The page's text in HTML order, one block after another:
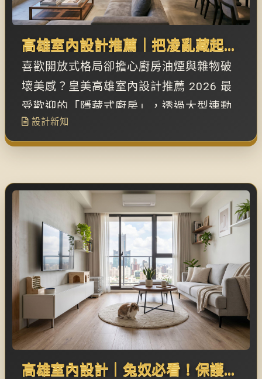
高雄室內設計推薦｜把凌亂藏起
來！「隱藏式廚房」讓客餐廳視覺
放大一倍
喜歡開放式格局卻擔心廚房油煙與雜物破
壞美感？皇美高雄室內設計推薦 2026 最
受歡迎的「隱藏式廚房」，透過大型連動
拉門與隱形門板將廚房工作區完美隱藏讓
客餐廳展現如藝廊般的極致整潔。
設計新知
高雄室內設計｜兔奴必看！保護線